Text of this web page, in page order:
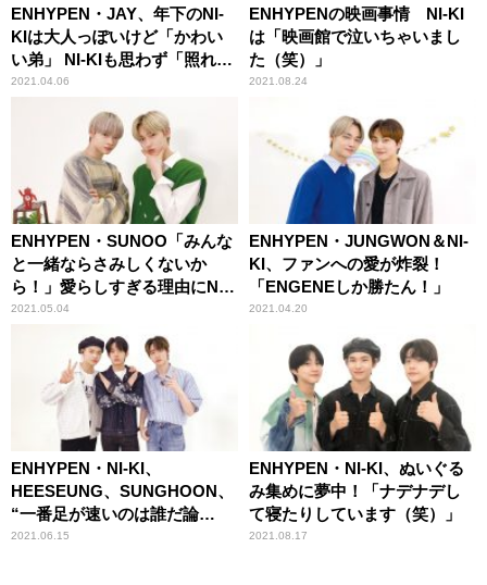
ENHYPEN・JAY、年下のNI-
KIは大人っぽいけど「かわい
い弟」 NI-KIも思わず「照れま
すね」
2021.04.06
ENHYPENの映画事情 NI-KI
は「映画館で泣いちゃいまし
た（笑）」
2021.08.24
ENHYPEN・SUNOO「みんな
と一緒ならさみしくないか
ら！」愛らしすぎる理由にNI-
KIも思わず笑顔
2021.05.04
ENHYPEN・JUNGWON＆NI-
KI、ファンへの愛が炸裂！
「ENGENEしか勝たん！」
2021.04.20
ENHYPEN・NI-KI、
HEESEUNG、SUNGHOON、
“一番足が速いのは誰だ論
争”勃発！
2021.06.15
ENHYPEN・NI-KI、ぬいぐる
み集めに夢中！「ナデナデし
て寝たりしています（笑）」
2021.08.17